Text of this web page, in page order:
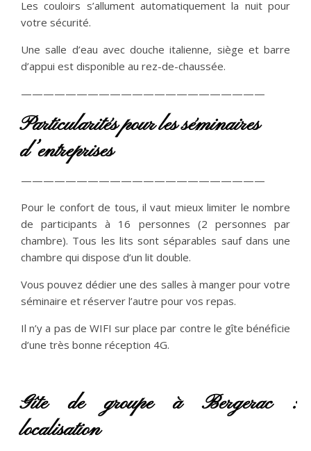
Les couloirs s’allument automatiquement la nuit pour
votre sécurité.
Une salle d’eau avec douche italienne, siège et barre
d’appui est disponible au rez-de-chaussée.
——————————————————————
Particularités pour les séminaires
d’entreprises
——————————————————————
Pour le confort de tous, il vaut mieux limiter le nombre
de participants à 16 personnes (2 personnes par
chambre). Tous les lits sont séparables sauf dans une
chambre qui dispose d’un lit double.
Vous pouvez dédier une des salles à manger pour votre
séminaire et réserver l’autre pour vos repas.
Il n’y a pas de WIFI sur place par contre le gîte bénéficie
d’une très bonne réception 4G.
Gîte de groupe à Bergerac :
localisation